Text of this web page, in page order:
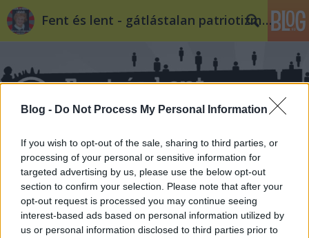
Blog - Do Not Process My Personal Information
If you wish to opt-out of the sale, sharing to third parties, or
processing of your personal or sensitive information for
targeted advertising by us, please use the below opt-out
section to confirm your selection. Please note that after your
opt-out request is processed you may continue seeing
interest-based ads based on personal information utilized by
us or personal information disclosed to third parties prior to
Fent és lent - gátlástalan patriotizmus
Címkék»heti_válasz
Örülünk, Szilárd?
filippova•2014. július 02.